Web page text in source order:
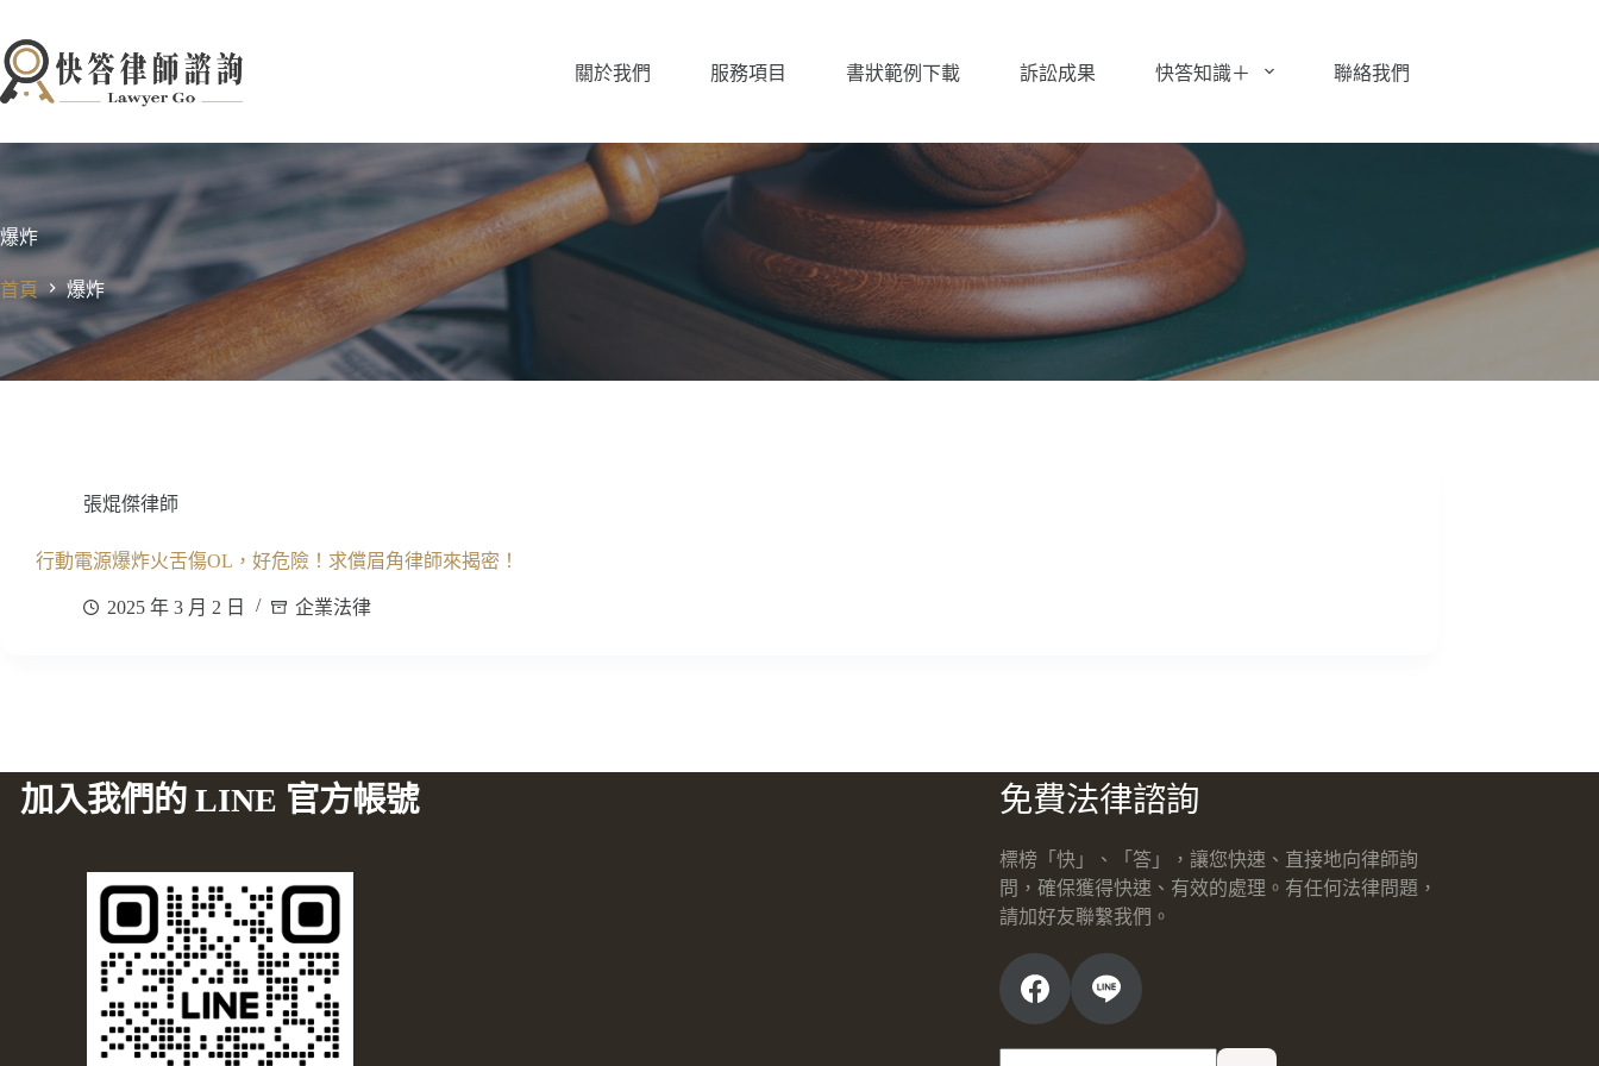
至
主
要
關於我們 服務項目 書狀範例下載 訴訟成果 快答知識＋ 聯絡我們
爆炸
首頁 爆炸
張焜傑律師
行動電源爆炸火舌傷OL，好危險！求償眉角律師來揭密！
2025 年 3 月 2 日 企業法律
加入我們的 LINE 官方帳號 免費法律諮詢
標榜「快」、「答」，讓您快速、直接地向律師詢
問，確保獲得快速、有效的處理。有任何法律問題，
請加好友聯繫我們。